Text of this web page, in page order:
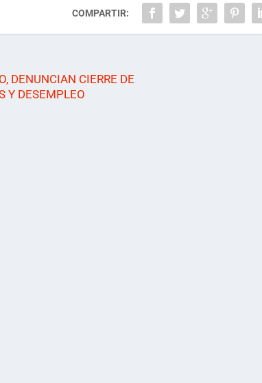
COMPARTIR:
DENUNCIAN CIERRE DE
Y DESEMPLEO